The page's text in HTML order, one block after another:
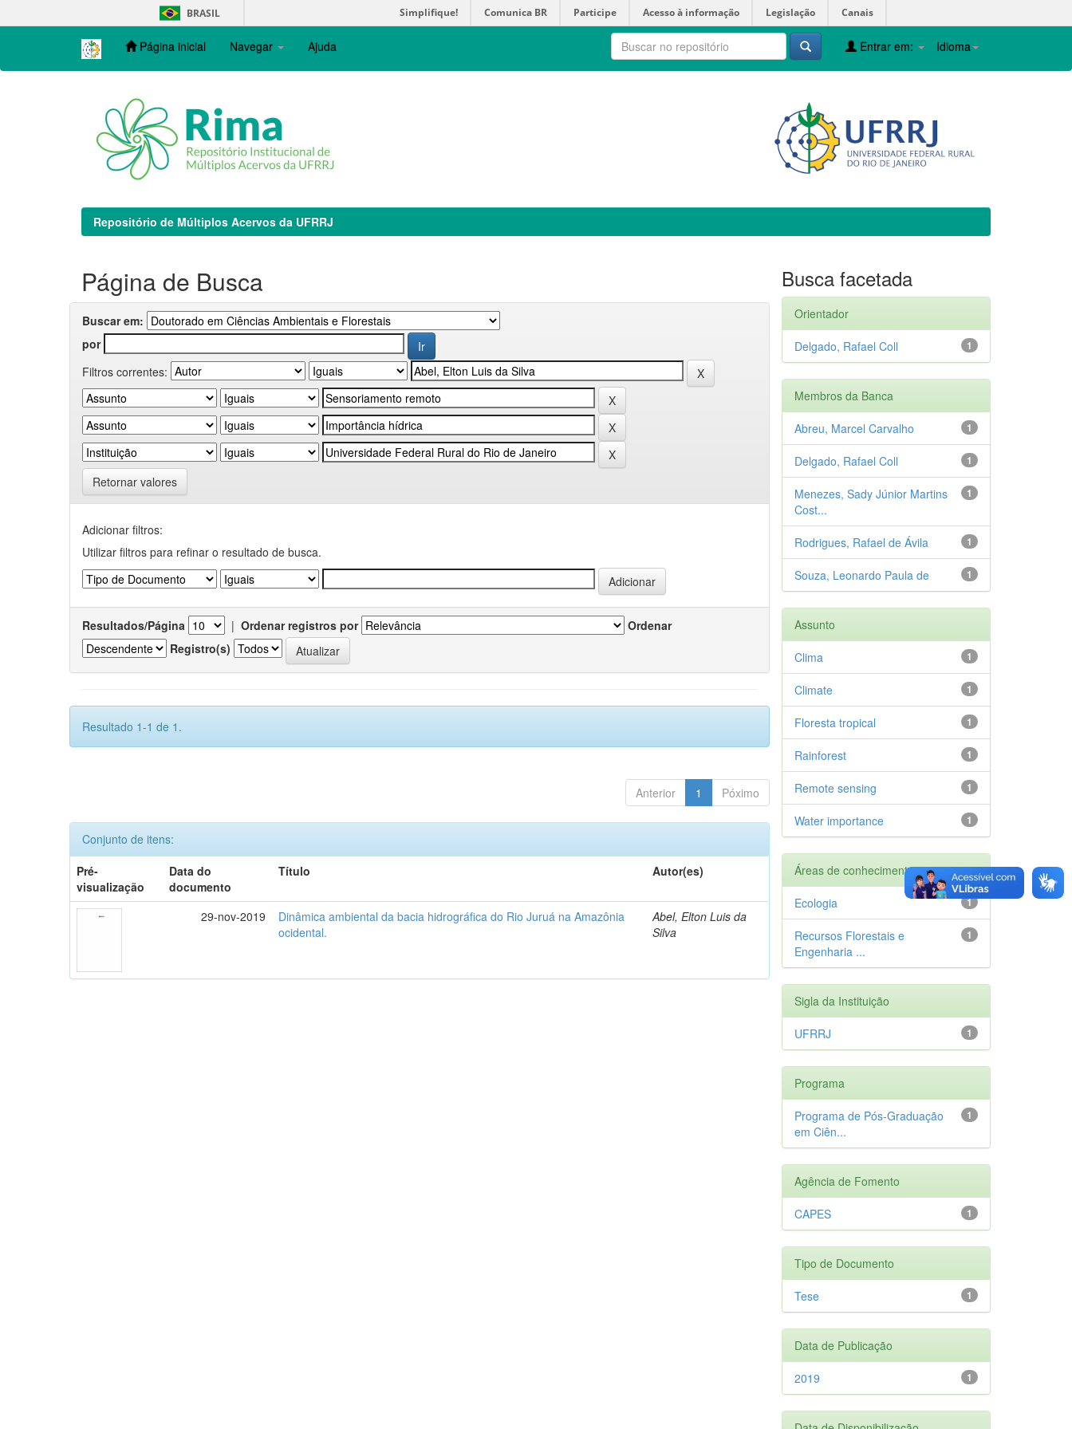
navigation
BRASIL Simplifique! Comunica BR Participe Acesso à informação Legislação Canais
Página inicial Navegar Ajuda Idioma
Entrar em:
Repositório de Múltiplos Acervos da UFRRJ
Página de Busca
Buscar em:
por
Filtros correntes:
Retornar valores
Adicionar filtros:
Utilizar filtros para refinar o resultado de busca.
Resultados/Página | Ordenar registros por
Ordenar
Registro(s)
Resultado 1-1 de 1.
Anterior 1 Póximo
Conjunto de itens:
Pré-
visualização
Data do
documento
Título Autor(es)
29-nov-2019
Dinâmica ambiental da bacia hidrográfica do Rio Juruá na Amazônia
ocidental.
Abel, Elton Luis da
Silva
Busca facetada
Orientador
1
Delgado, Rafael Coll
Membros da Banca
1
Abreu, Marcel Carvalho
1
Delgado, Rafael Coll
1
Menezes, Sady Júnior Martins
Cost...
1
Rodrigues, Rafael de Ávila
1
Souza, Leonardo Paula de
Assunto
1
Clima
1
Climate
1
Floresta tropical
1
Rainforest
1
Remote sensing
1
Water importance
Áreas de conhecimento
1
Ecologia
1
Recursos Florestais e
Engenharia ...
Sigla da Instituição
1
UFRRJ
Programa
1
Programa de Pós-Graduação
em Ciên...
Agência de Fomento
1
CAPES
Tipo de Documento
1
Tese
Data de Publicação
1
2019